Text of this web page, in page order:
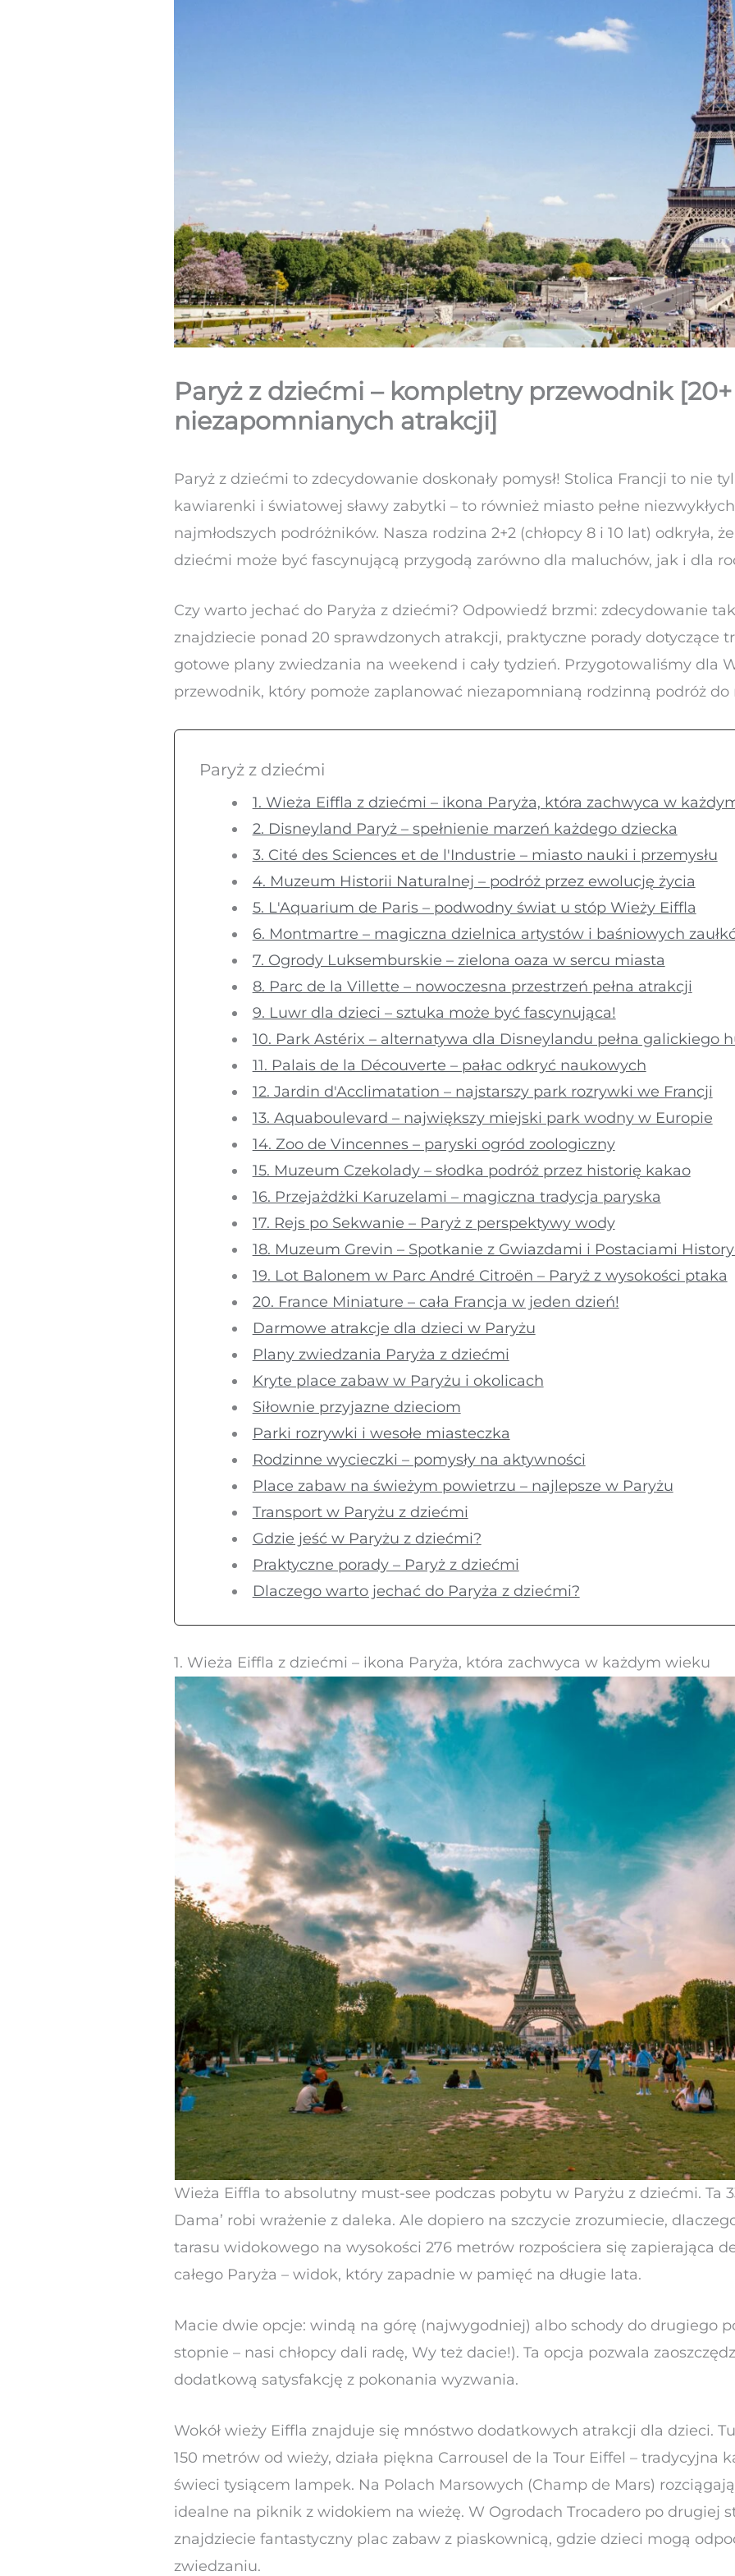
Paryż z dziećmi – kompletny przewodnik [20+
niezapomnianych atrakcji]
Paryż z dziećmi to zdecydowanie doskonały pomysł! Stolica Francji to nie
kawiarenki i światowej sławy zabytki – to również miasto pełne
najmłodszych podróżników. Nasza rodzina 2+2 (chłopcy 8 i 10 lat) odkryła,
dziećmi może być fascynującą przygodą zarówno dla maluchów, jak i dla
Czy warto jechać do Paryża z dziećmi? Odpowiedź brzmi: zdecydowanie
znajdziecie ponad 20 sprawdzonych atrakcji, praktyczne porady dotyczące
gotowe plany zwiedzania na weekend i cały tydzień. Przygotowaliśmy dla
przewodnik, który pomoże zaplanować niezapomnianą rodzinną podróż do
Paryż z dziećmi
1. Wieża Eiffla z dziećmi – ikona Paryża, która zachwyca w
2. Disneyland Paryż – spełnienie marzeń każdego dziecka
3. Cité des Sciences et de l'Industrie – miasto nauki i przemysłu
4. Muzeum Historii Naturalnej – podróż przez ewolucję życia
5. L'Aquarium de Paris – podwodny świat u stóp Wieży Eiffla
6. Montmartre – magiczna dzielnica artystów i baśniowych
7. Ogrody Luksemburskie – zielona oaza w sercu miasta
8. Parc de la Villette – nowoczesna przestrzeń pełna atrakcji
9. Luwr dla dzieci – sztuka może być fascynująca!
10. Park Astérix – alternatywa dla Disneylandu pełna galickiego
11. Palais de la Découverte – pałac odkryć naukowych
12. Jardin d'Acclimatation – najstarszy park rozrywki we Francji
13. Aquaboulevard – największy miejski park wodny w Europie
14. Zoo de Vincennes – paryski ogród zoologiczny
15. Muzeum Czekolady – słodka podróż przez historię kakao
16. Przejażdżki Karuzelami – magiczna tradycja paryska
17. Rejs po Sekwanie – Paryż z perspektywy wody
18. Muzeum Grevin – Spotkanie z Gwiazdami i Postaciami
19. Lot Balonem w Parc André Citroën – Paryż z wysokości ptaka
20. France Miniature – cała Francja w jeden dzień!
Darmowe atrakcje dla dzieci w Paryżu
Plany zwiedzania Paryża z dziećmi
Kryte place zabaw w Paryżu i okolicach
Siłownie przyjazne dzieciom
Parki rozrywki i wesołe miasteczka
Rodzinne wycieczki – pomysły na aktywności
Place zabaw na świeżym powietrzu – najlepsze w Paryżu
Transport w Paryżu z dziećmi
Gdzie jeść w Paryżu z dziećmi?
Praktyczne porady – Paryż z dziećmi
Dlaczego warto jechać do Paryża z dziećmi?
1. Wieża Eiffla z dziećmi – ikona Paryża, która zachwyca w każdym wieku
Wieża Eiffla to absolutny must-see podczas pobytu w Paryżu z dziećmi. Ta
Dama’ robi wrażenie z daleka. Ale dopiero na szczycie zrozumiecie,
tarasu widokowego na wysokości 276 metrów rozpościera się zapierająca
całego Paryża – widok, który zapadnie w pamięć na długie lata.
Macie dwie opcje: windą na górę (najwygodniej) albo schody do drugiego
stopnie – nasi chłopcy dali radę, Wy też dacie!). Ta opcja pozwala
dodatkową satysfakcję z pokonania wyzwania.
Wokół wieży Eiffla znajduje się mnóstwo dodatkowych atrakcji dla dzieci.
150 metrów od wieży, działa piękna Carrousel de la Tour Eiffel – tradycyjna
świeci tysiącem lampek. Na Polach Marsowych (Champ de Mars)
idealne na piknik z widokiem na wieżę. W Ogrodach Trocadero po drugiej
znajdziecie fantastyczny plac zabaw z piaskownicą, gdzie dzieci mogą
zwiedzaniu.